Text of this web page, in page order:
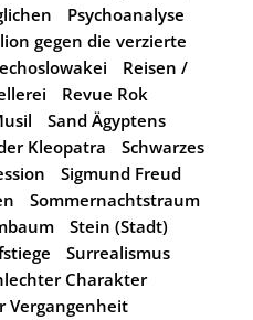
Psychoanalyse
gegen die verzierte
Reisen /
Revue Rok
Sand Ägyptens
Kleopatra
Schwarzes
Sigmund Freud
Sommernachtstraum
Stein (Stadt)
Surrealismus
Charakter
Vergangenheit